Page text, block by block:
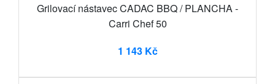
Grilovací nástavec CADAC BBQ / PLANCHA -
Carri Chef 50
1 143 Kč